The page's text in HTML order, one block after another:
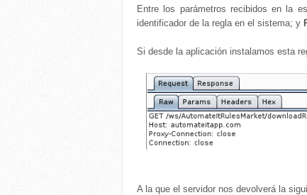
Entre los parámetros recibidos en la
identificador de la regla en el sistema; y
Si desde la aplicación instalamos esta
A la que el servidor nos devolverá la